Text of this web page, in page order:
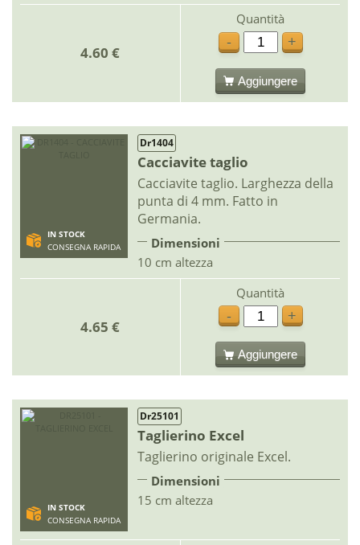
4.60 €
Quantità
-
+
Aggiungere
IN STOCK
CONSEGNA RAPIDA
Dr1404
Cacciavite taglio
Cacciavite taglio. Larghezza della
punta di 4 mm. Fatto in
Germania.
Dimensioni
10 cm altezza
4.65 €
Quantità
-
+
Aggiungere
IN STOCK
CONSEGNA RAPIDA
Dr25101
Taglierino Excel
Taglierino originale Excel.
Dimensioni
15 cm altezza